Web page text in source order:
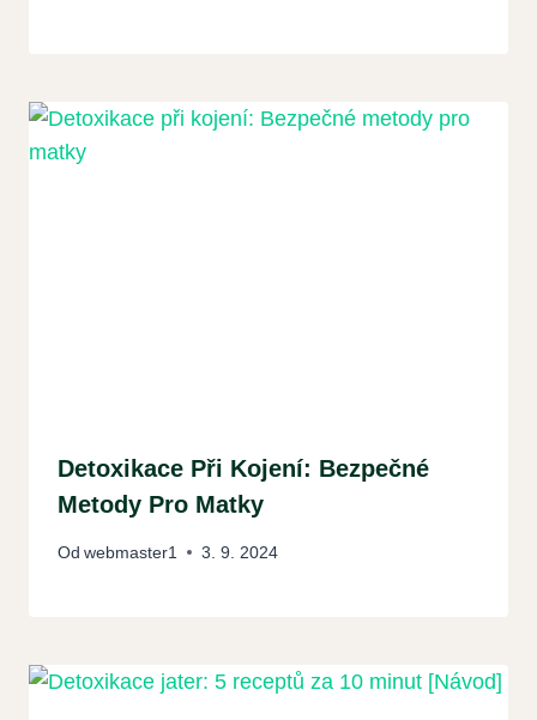
Detoxikace Při Kojení: Bezpečné
Metody Pro Matky
Od webmaster1 3. 9. 2024